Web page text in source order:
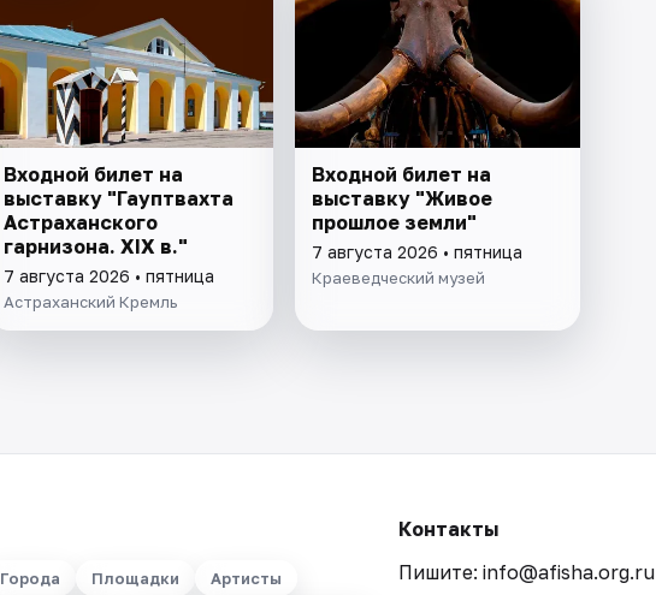
Входной билет на
выставку "Гауптвахта
Астраханского
гарнизона. XIX в."
7 августа 2026 • пятница
Астраханский Кремль
Входной билет на
выставку "Живое
прошлое земли"
7 августа 2026 • пятница
Краеведческий музей
Города Площадки Артисты
Контакты
Пишите: info@afisha.org.ru